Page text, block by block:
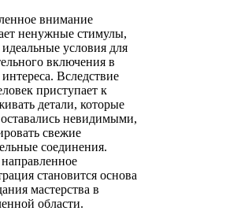
внимание
ненужные стимулы,
идеальные условия для
включения в
интереса. Вследствие
приступает к
детали, которые
невидимыми,
свежие
соединения.
становится основа
мастерства в
области.